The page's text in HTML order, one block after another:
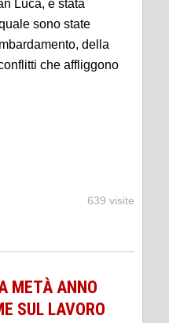
Luca, è stata
sono state
della
che affliggono
639 visite
METÀ ANNO
SUL LAVORO